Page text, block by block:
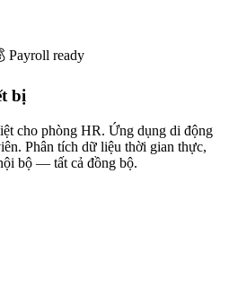
Payroll ready
bị
cho phòng HR. Ứng dụng di động
Phân tích dữ liệu thời gian thực,
bộ — tất cả đồng bộ.